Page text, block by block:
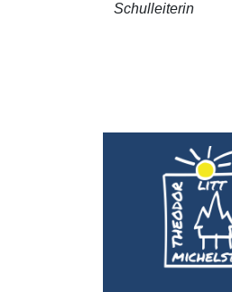
Schulleiterin